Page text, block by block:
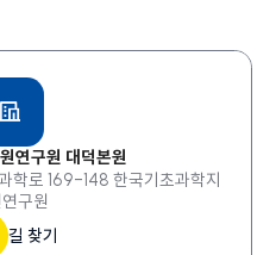
연구원 대덕본원
학로 169-148 한국기초과학지
구원
길 찾기